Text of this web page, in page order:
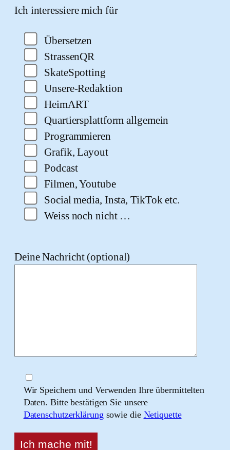
Ich interessiere mich für
Übersetzen
StrassenQR
SkateSpotting
Unsere-Redaktion
HeimART
Quartiersplattform allgemein
Programmieren
Grafik, Layout
Podcast
Filmen, Youtube
Social media, Insta, TikTok etc.
Weiss noch nicht …
Deine Nachricht (optional)
Wir Speichern und Verwenden Ihre übermittelten
Daten. Bitte bestätigen Sie unsere
Datenschutzerklärung sowie die Netiquette